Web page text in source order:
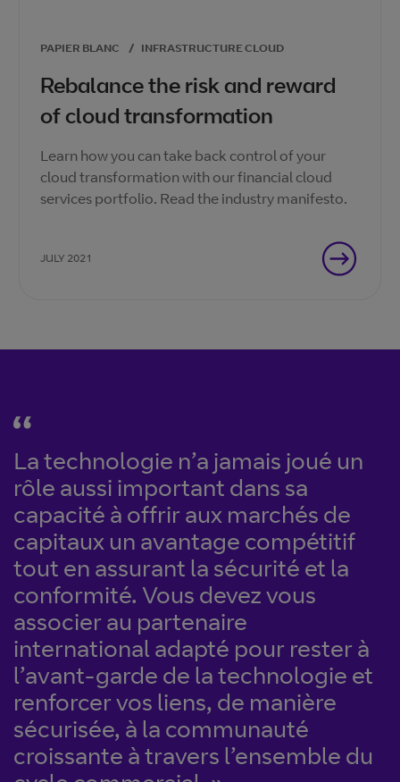
PAPIER BLANC / INFRASTRUCTURE CLOUD
Rebalance the risk and reward
of cloud transformation
Learn how you can take back control of your
cloud transformation with our financial cloud
services portfolio. Read the industry manifesto.
JULY 2021
La technologie n’a jamais joué un
rôle aussi important dans sa
capacité à offrir aux marchés de
capitaux un avantage compétitif
tout en assurant la sécurité et la
conformité. Vous devez vous
associer au partenaire
international adapté pour rester à
l’avant-garde de la technologie et
renforcer vos liens, de manière
sécurisée, à la communauté
croissante à travers l’ensemble du